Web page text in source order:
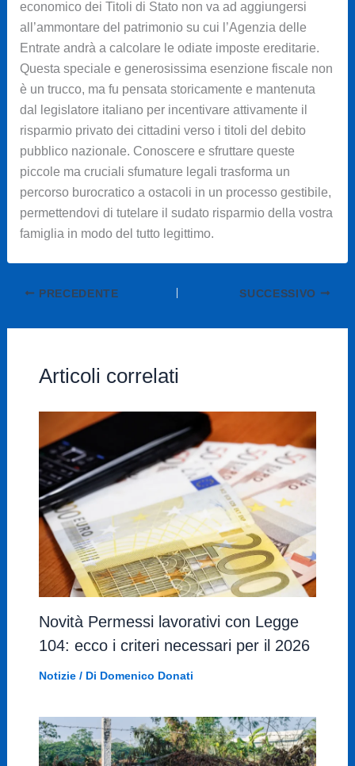
economico dei Titoli di Stato non va ad aggiungersi
all’ammontare del patrimonio su cui l’Agenzia delle
Entrate andrà a calcolare le odiate imposte ereditarie.
Questa speciale e generosissima esenzione fiscale non
è un trucco, ma fu pensata storicamente e mantenuta
dal legislatore italiano per incentivare attivamente il
risparmio privato dei cittadini verso i titoli del debito
pubblico nazionale. Conoscere e sfruttare queste
piccole ma cruciali sfumature legali trasforma un
percorso burocratico a ostacoli in un processo gestibile,
permettendovi di tutelare il sudato risparmio della vostra
famiglia in modo del tutto legittimo.
PRECEDENTE SUCCESSIVO
Articoli correlati
Novità Permessi lavorativi con Legge
104: ecco i criteri necessari per il 2026
Notizie/ Di Domenico Donati